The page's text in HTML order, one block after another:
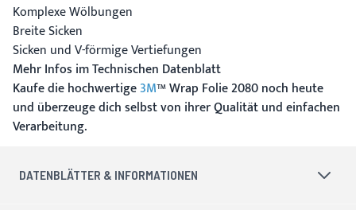
Komplexe Wölbungen
Breite Sicken
Sicken und V-förmige Vertiefungen
Mehr Infos im Technischen Datenblatt
Kaufe die hochwertige3M™ Wrap Folie 2080 noch heute
und überzeuge dich selbst von ihrer Qualität und einfachen
Verarbeitung.
DATENBLÄTTER & INFORMATIONEN